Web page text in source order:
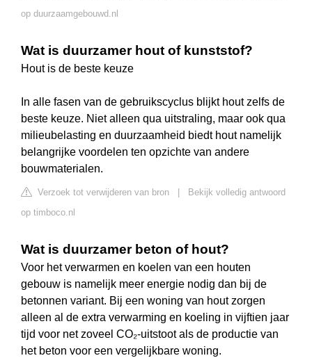
op duurzaamgebouwd.nl
Wat is duurzamer hout of kunststof?
Hout is de beste keuze
In alle fasen van de gebruikscyclus blijkt hout zelfs de
beste keuze. Niet alleen qua uitstraling, maar ook qua
milieubelasting en duurzaamheid biedt hout namelijk
belangrijke voordelen ten opzichte van andere
bouwmaterialen.
Verzoek tot verwijderen van bron
Bekijk volledig antwoord
op timboco.nl
Wat is duurzamer beton of hout?
Voor het verwarmen en koelen van een houten
gebouw is namelijk meer energie nodig dan bij de
betonnen variant. Bij een woning van hout zorgen
alleen al de extra verwarming en koeling in vijftien jaar
tijd voor net zoveel CO₂-uitstoot als de productie van
het beton voor een vergelijkbare woning.